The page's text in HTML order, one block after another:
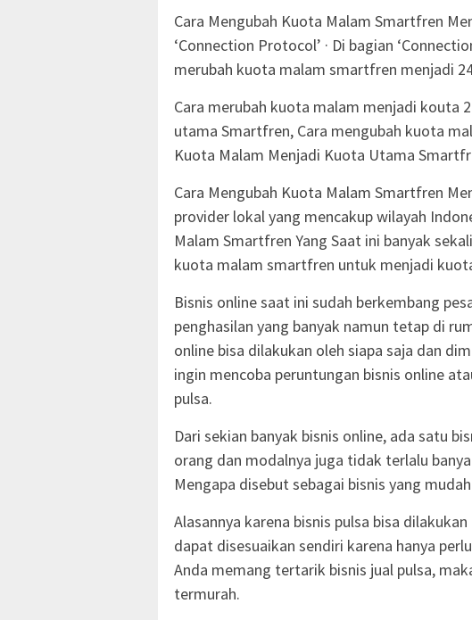
Cara Mengubah Kuota Malam Smartfren
‘Connection Protocol’ · Di bagian
merubah kuota malam smartfren menjadi
Cara merubah kuota malam menjadi kouta
utama Smartfren, Cara mengubah kuota
Kuota Malam Menjadi Kuota Utama
Cara Mengubah Kuota Malam Smartfren
provider lokal yang mencakup wilayah
Malam Smartfren Yang Saat ini banyak
kuota malam smartfren untuk menjadi
Bisnis online saat ini sudah berkembang
penghasilan yang banyak namun tetap di
online bisa dilakukan oleh siapa saja dan
ingin mencoba peruntungan bisnis online
pulsa.
Dari sekian banyak bisnis online, ada satu
orang dan modalnya juga tidak terlalu
Mengapa disebut sebagai bisnis yang
Alasannya karena bisnis pulsa bisa
dapat disesuaikan sendiri karena hanya
Anda memang tertarik bisnis jual pulsa,
termurah.